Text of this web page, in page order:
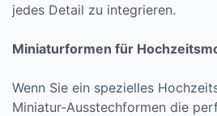
jedes Detail zu integrieren.
Miniaturformen für
Wenn Sie ein spezielles
Miniatur-Ausstechformen die